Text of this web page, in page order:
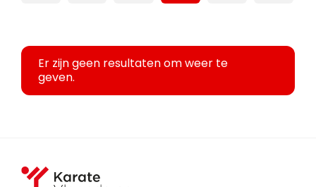
Er zijn geen resultaten om weer te
geven.